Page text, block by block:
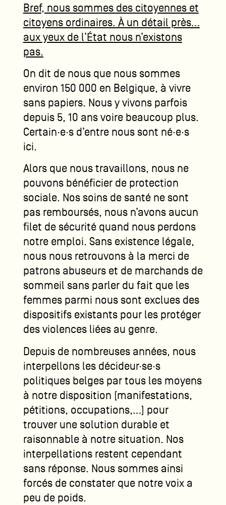
Bref, nous sommes des citoyennes et
citoyens ordinaires. À un détail près…
aux yeux de l’État nous n’existons
pas.
On dit de nous que nous sommes
environ 150 000 en Belgique, à vivre
sans papiers. Nous y vivons parfois
depuis 5, 10 ans voire beaucoup plus.
Certain·e·s d’entre nous sont né·e·s
ici.
Alors que nous travaillons, nous ne
pouvons bénéficier de protection
sociale. Nos soins de santé ne sont
pas remboursés, nous n’avons aucun
filet de sécurité quand nous perdons
notre emploi. Sans existence légale,
nous nous retrouvons à la merci de
patrons abuseurs et de marchands de
sommeil sans parler du fait que les
femmes parmi nous sont exclues des
dispositifs existants pour les protéger
des violences liées au genre.
Depuis de nombreuses années, nous
interpellons les décideur·se·s
politiques belges par tous les moyens
à notre disposition (manifestations,
pétitions, occupations,…) pour
trouver une solution durable et
raisonnable à notre situation. Nos
interpellations restent cependant
sans réponse. Nous sommes ainsi
forcés de constater que notre voix a
peu de poids.